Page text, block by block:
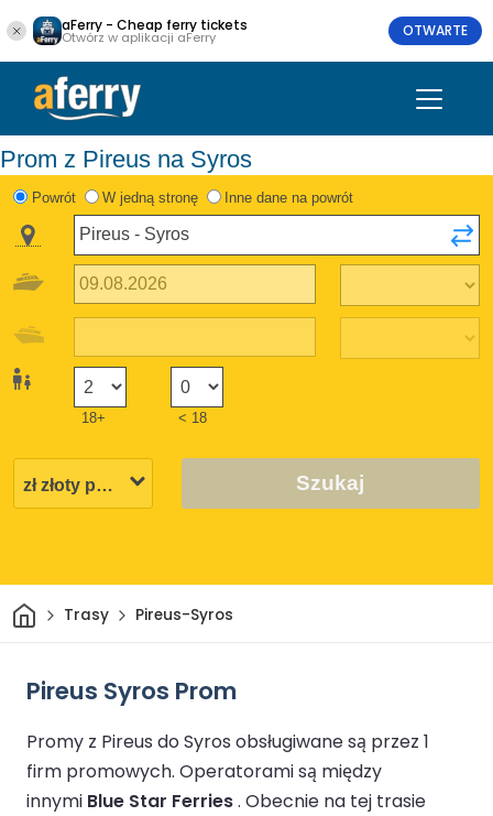
aFerry - Cheap ferry tickets
Otwórz w aplikacji aFerry OTWARTE
Prom z Pireus na Syros
Powrót W jedną stronę Inne dane na powrót
18+ < 18
Szukaj
DomTrasy Pireus-Syros
Pireus Syros Prom
Promy z Pireus do Syros obsługiwane są przez 1
firm promowych. Operatorami są między
innymi Blue Star Ferries. Obecnie na tej trasie